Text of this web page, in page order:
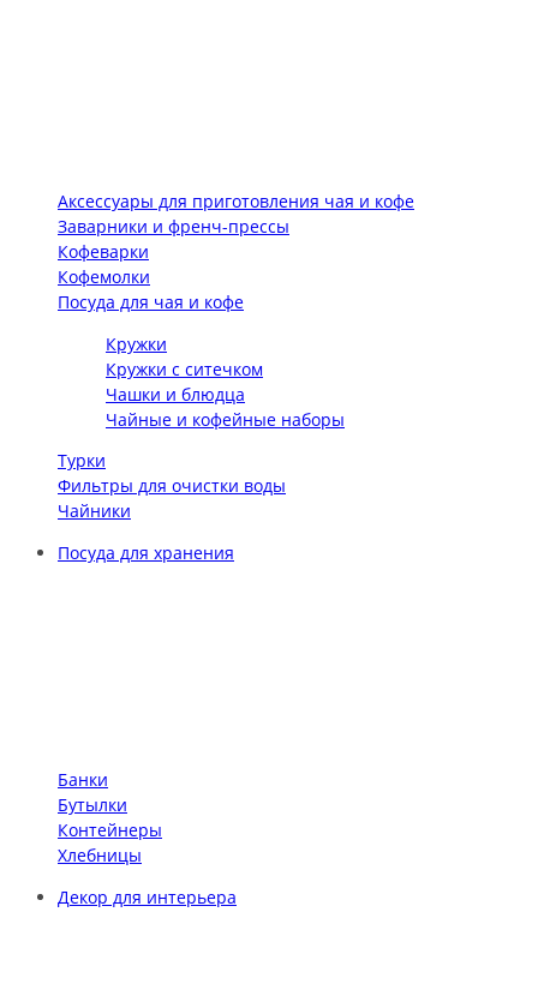
Аксессуары для приготовления чая и кофе
Заварники и френч-прессы
Кофеварки
Кофемолки
Посуда для чая и кофе
Кружки
Кружки с ситечком
Чашки и блюдца
Чайные и кофейные наборы
Турки
Фильтры для очистки воды
Чайники
Посуда для хранения
Банки
Бутылки
Контейнеры
Хлебницы
Декор для интерьера